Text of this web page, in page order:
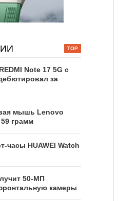
Note 17 5G с
за
мышь Lenovo
грамм
часы HUAWEI Watch
50-МП
камеры